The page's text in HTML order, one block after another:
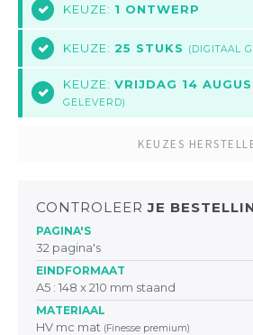
15 KEUZE: 1 ONTWERP
16 KEUZE: 25 STUKS (DIGITAAL
17
KEUZE: VRIJDAG 14
GELEVERD)
KEUZES
CONTROLEERJE
PAGINA'S
32 pagina's
EINDFORMAAT
A5 : 148 x 210 mm staand
MATERIAAL
HV mc mat (Finesse premium)